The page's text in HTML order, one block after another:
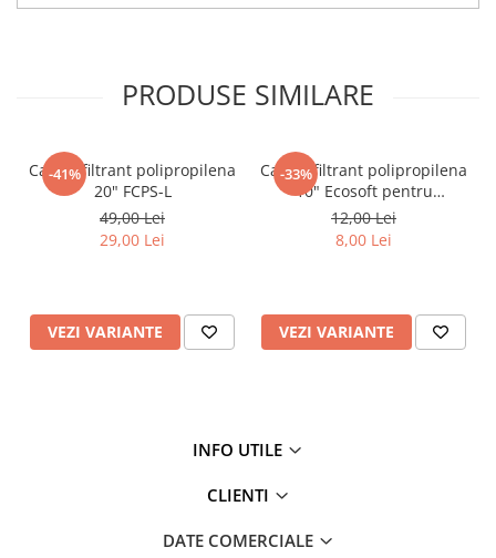
cantare, cum ar fi ca apă pură, reîncărcare a apei din cazane,
PRODUSE SIMILARE
-41%
Cartus filtrant polipropilena
20" FCPS-L
49,00 Lei
29,00 Lei
VEZI VARIANTE
-33%
Cartus filtrant polipropilena
10" Ecosoft pentru
eliminarea sedimentelor
12,00 Lei
8,00 Lei
VEZI VARIANTE
INFO UTILE
CLIENTI
DATE COMERCIALE